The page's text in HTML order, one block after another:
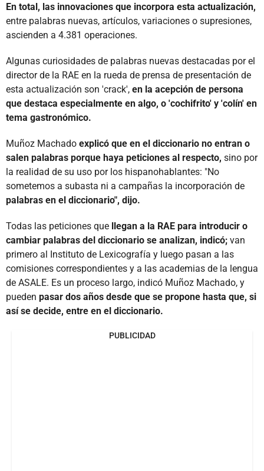
En total, las innovaciones que incorpora esta actualización,
entre palabras nuevas, artículos, variaciones o supresiones,
ascienden a 4.381 operaciones.
Algunas curiosidades de palabras nuevas destacadas por el
director de la RAE en la rueda de prensa de presentación de
esta actualización son 'crack', en la acepción de persona
que destaca especialmente en algo, o 'cochifrito' y 'colín' en
tema gastronómico.
Muñoz Machado explicó que en el diccionario no entran o
salen palabras porque haya peticiones al respecto, sino por
la realidad de su uso por los hispanohablantes: "No
sometemos a subasta ni a campañas la incorporación de
palabras en el diccionario", dijo.
Todas las peticiones que llegan a la RAE para introducir o
cambiar palabras del diccionario se analizan, indicó; van
primero al Instituto de Lexicografía y luego pasan a las
comisiones correspondientes y a las academias de la lengua
de ASALE. Es un proceso largo, indicó Muñoz Machado, y
pueden pasar dos años desde que se propone hasta que, si
así se decide, entre en el diccionario.
PUBLICIDAD